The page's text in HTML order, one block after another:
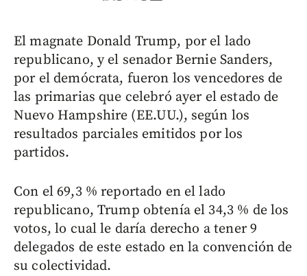
El magnate Donald Trump, por el lado
republicano, y el senador Bernie Sanders,
por el demócrata, fueron los vencedores de
las primarias que celebró ayer el estado de
Nuevo Hampshire (EE.UU.), según los
resultados parciales emitidos por los
partidos.
Con el 69,3 % reportado en el lado
republicano, Trump obtenía el 34,3 % de los
votos, lo cual le daría derecho a tener 9
delegados de este estado en la convención de
su colectividad.